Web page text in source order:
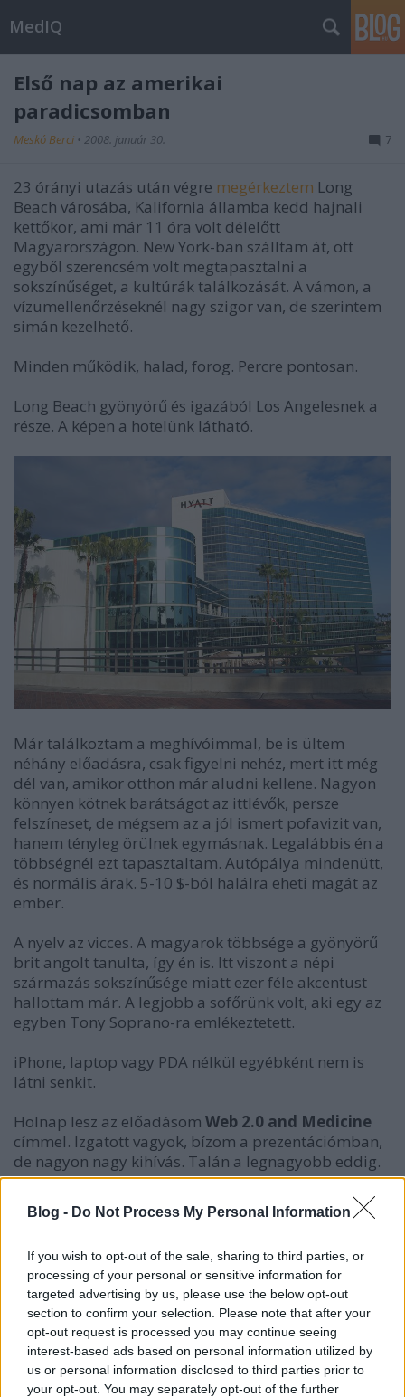
Blog - Do Not Process My Personal Information
If you wish to opt-out of the sale, sharing to third parties, or
processing of your personal or sensitive information for
targeted advertising by us, please use the below opt-out
section to confirm your selection. Please note that after your
opt-out request is processed you may continue seeing
interest-based ads based on personal information utilized by
us or personal information disclosed to third parties prior to
your opt-out. You may separately opt-out of the further
MedIQ
Első nap az amerikai
paradicsomban
Meskó Berci • 2008. január 30. 7
23 órányi utazás után végre megérkeztem Long
Beach városába, Kalifornia államba kedd hajnali
kettőkor, ami már 11 óra volt délelőtt
Magyarországon. New York-ban szálltam át, ott
egyből szerencsém volt megtapasztalni a
sokszínűséget, a kultúrák találkozását. A vámon, a
vízumellenőrzéseknél nagy szigor van, de szerintem
simán kezelhető.
Minden működik, halad, forog. Percre pontosan.
Long Beach gyönyörű és igazából Los Angelesnek a
része. A képen a hotelünk látható.
Már találkoztam a meghívóimmal, be is ültem
néhány előadásra, csak figyelni nehéz, mert itt még
dél van, amikor otthon már aludni kellene. Nagyon
könnyen kötnek barátságot az ittlévők, persze
felszíneset, de mégsem az a jól ismert pofavizit van,
hanem tényleg örülnek egymásnak. Legalábbis én a
többségnél ezt tapasztaltam. Autópálya mindenütt,
és normális árak. 5-10 $-ból halálra eheti magát az
ember.
A nyelv az vicces. A magyarok többsége a gyönyörű
brit angolt tanulta, így én is. Itt viszont a népi
származás sokszínűsége miatt ezer féle akcentust
hallottam már. A legjobb a sofőrünk volt, aki egy az
egyben Tony Soprano-ra emlékeztetett.
iPhone, laptop vagy PDA nélkül egyébként nem is
látni senkit.
Holnap lesz az előadásom Web 2.0 and Medicine
címmel. Izgatott vagyok, bízom a prezentációmban,
de nagyon nagy kihívás. Talán a legnagyobb eddig.
Beszámolok majd róla.
És találkoztam Dr. George Berci professzor úrral is,
és megalapozta az endoszkópos sebészetet. Az ő
alapítványa finanszírozza a szállásomat.
Délután 5 óra van, de majd' leragad a szemem.
Később még jelentkezem az előadásokon
hallottakkal, mert elképesztő dolgokról esik szó.